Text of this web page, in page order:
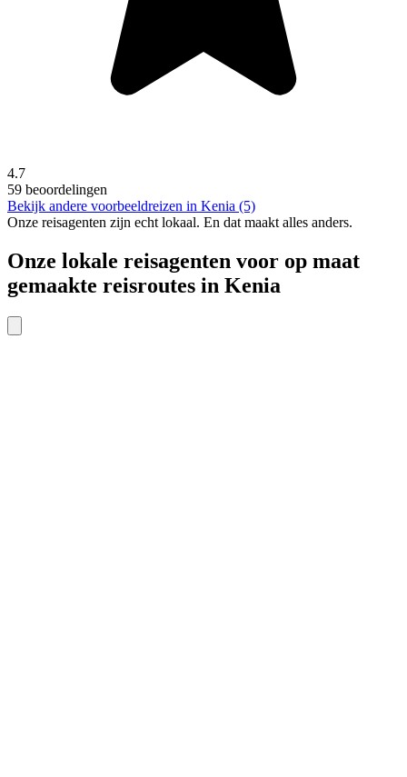
4.7
59 beoordelingen
Bekijk andere voorbeeldreizen in Kenia (5)
Onze reisagenten zijn echt lokaal. En dat maakt alles anders.
Onze lokale reisagenten voor op maat
gemaakte reisroutes in Kenia